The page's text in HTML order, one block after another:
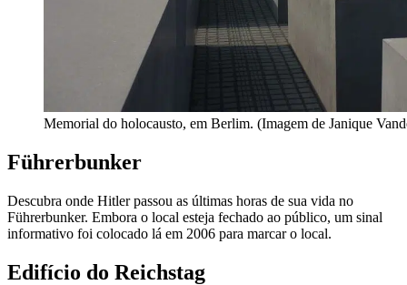
Memorial do holocausto, em Berlim. (Imagem de Janique
Führerbunker
Descubra onde Hitler passou as últimas horas de sua vida no
Führerbunker. Embora o local esteja fechado ao público, um sinal
informativo foi colocado lá em 2006 para marcar o local.
Edifício do Reichstag